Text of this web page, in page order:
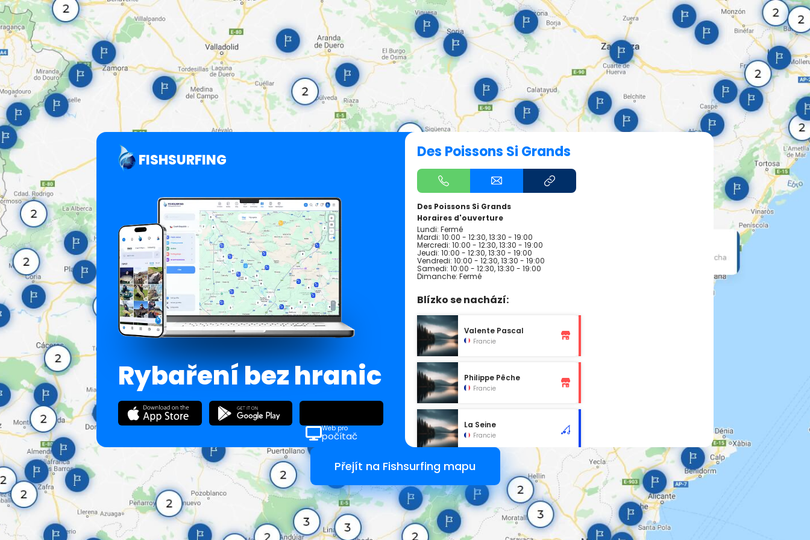
FISHSURFING
Rybaření bez hranic
Web pro
počítač
Des Poissons Si Grands
Des Poissons Si Grands
Horaires d'ouverture
Lundi: Fermé
Mardi: 10:00 - 12:30, 13:30 - 19:00
Mercredi: 10:00 - 12:30, 13:30 - 19:00
Jeudi: 10:00 - 12:30, 13:30 - 19:00
Vendredi: 10:00 - 12:30, 13:30 - 19:00
Samedi: 10:00 - 12:30, 13:30 - 19:00
Dimanche: Fermé
Blízko se nachází:
Valente Pascal
Francie
Philippe Pêche
Francie
La Seine
Francie
Přejít na Fishsurfing mapu